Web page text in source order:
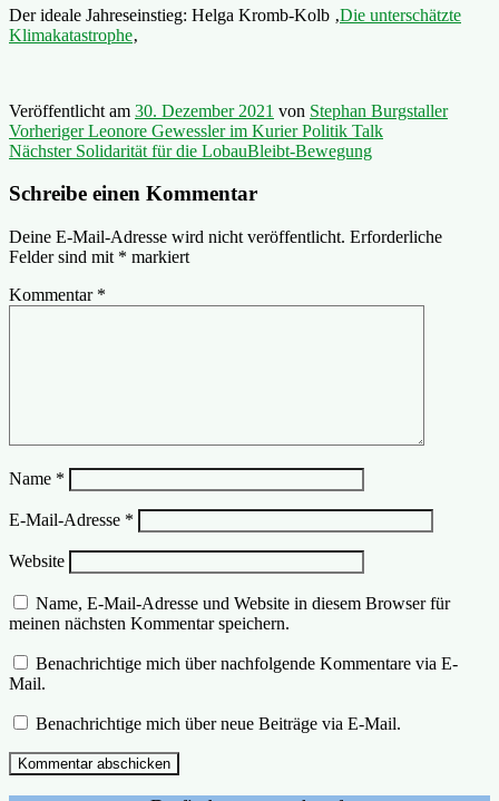
Der ideale Jahreseinstieg: Helga Kromb-Kolb ‚Die unterschätzte
Klimakatastrophe‚
Veröffentlicht am 30. Dezember 2021 von Stephan Burgstaller
Beitragsnavigation
Vorheriger Vorheriger
Beitrag:
Leonore Gewessler im Kurier Politik Talk
Nächster Nächster
Solidarität für die LobauBleibt-Bewegung
Schreibe einen Kommentar
Deine E-Mail-Adresse wird nicht veröffentlicht. Erforderliche
Felder sind mit * markiert
Kommentar *
Name *
E-Mail-Adresse *
Website
Name, E-Mail-Adresse und Website in diesem Browser für
meinen nächsten Kommentar speichern.
Benachrichtige mich über nachfolgende Kommentare via E-
Mail.
Benachrichtige mich über neue Beiträge via E-Mail.